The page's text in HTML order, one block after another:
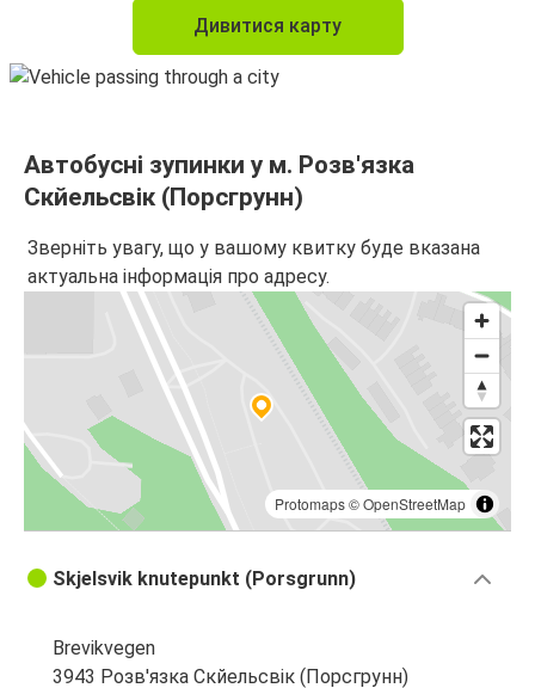
Дивитися карту
Автобусні зупинки у м. Розв'язка
Скйельсвік (Порсгрунн)
Зверніть увагу, що у вашому квитку буде вказана
актуальна інформація про адресу.
Protomaps©OpenStreetMap
Skjelsvik knutepunkt (Porsgrunn)
Brevikvegen
3943 Розв'язка Скйельсвік (Порсгрунн)